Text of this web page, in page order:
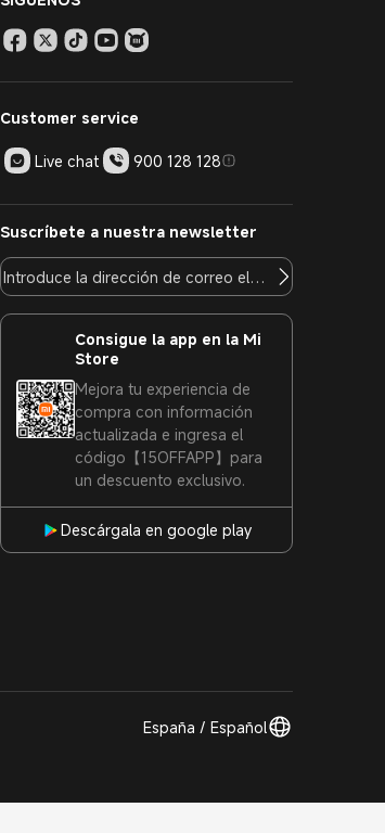
Customer service
Live chat 900 128 128
Suscríbete a nuestra newsletter
Consigue la app en la Mi
Store
Mejora tu experiencia de
compra con información
actualizada e ingresa el
código【15OFFAPP】para
un descuento exclusivo.
Descárgala en google play
España / Español